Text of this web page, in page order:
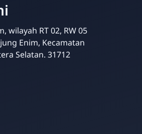
Admin SDBA
wilayah RT 02, RW 05
Enim, Kecamatan
Selatan. 31712